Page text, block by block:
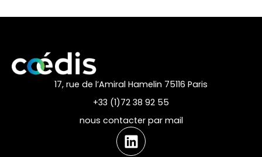
17, rue de l’Amiral Hamelin 75116 Paris
+33 (1)72 38 92 55
nous contacter par mail